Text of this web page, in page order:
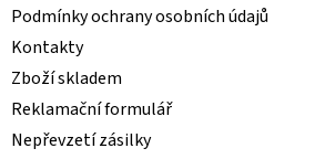
Podmínky ochrany osobních údajů
Kontakty
Zboží skladem
Reklamační formulář
Nepřevzetí zásilky